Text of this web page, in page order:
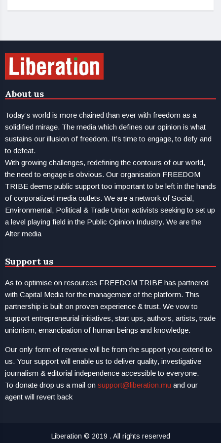
About us
Today’s world is more chained than ever with freedom as a
solidified mirage. The media which defines our opinion is what
sustains our illusion of freedom. It’s time to engage, to defy and
to defeat.
With growing challenges, redefining the contours of our world,
the need to engage is obvious. Our organisation FREEDOM
TRIBE deems public support too important to be left in the hands
of corporatized media outlets. We are a network of Social,
Environmental, Political & Trade Union activists seeking to set up
a level playing field in the Public Opinion Industry. We are the
Alter media
Support us
As to optimise on resources FREEDOM TRIBE has partnered
with Capital Media for the management of the platform. This
partnership is built on proven experience & trust. We vow to
support entrepreneurial initiatives, start ups, authors, artists, trade
unionism, emancipation of human beings and knowledge.
Our only form of revenue will be from the support you extend to
us. Your support will enable us to deliver quality, investigative
journalism & editorial independence accessible to everyone.
To donate drop us a mail on support@liberation.mu and our
agent will revert back
Liberation © 2019 . All rights reserved